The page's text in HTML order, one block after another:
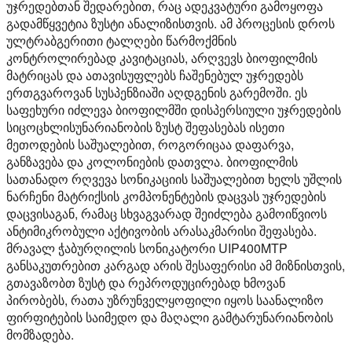
უჯრედებთან შედარებით, რაც ადეკვატური გამოყოფა
გადამწყვეტია ზუსტი ანალიზისთვის. ამ პროცესის დროს
ულტრაბგერითი ტალღები წარმოქმნის
კონტროლირებად კავიტაციას, არღვევს ბიოფილმის
მატრიცას და ათავისუფლებს ჩაშენებულ უჯრედებს
ერთგვაროვან სუსპენზიაში აღდგენის გარემოში. ეს
საფეხური იძლევა ბიოფილმში დისპერსიული უჯრედების
სიცოცხლისუნარიანობის ზუსტ შეფასებას ისეთი
მეთოდების საშუალებით, როგორიცაა დაფარვა,
განზავება და კოლონიების დათვლა. ბიოფილმის
სათანადო რღვევა სონიკაციის საშუალებით ხელს უშლის
ნარჩენი მატრიქსის კომპონენტების დაცვას უჯრედების
დაცვისაგან, რამაც სხვაგვარად შეიძლება გამოიწვიოს
ანტიმიკრობული აქტივობის არასაკმარისი შეფასება.
მრავალ ჭაბურღილის სონიკატორი UIP400MTP
განსაკუთრებით კარგად არის შესაფერისი ამ მიზნისთვის,
გთავაზობთ ზუსტ და რეპროდუცირებად ხმოვან
პირობებს, რათა უზრუნველყოფილი იყოს საანალიზო
ფირფიტების საიმედო და მაღალი გამტარუნარიანობის
მომზადება.